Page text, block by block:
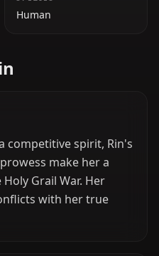
Human
competitive spirit, Rin's
make her a
Grail War. Her
with her true